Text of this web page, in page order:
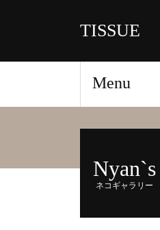
TISSUE
Menu
Nyan`s
ネコギャラリー